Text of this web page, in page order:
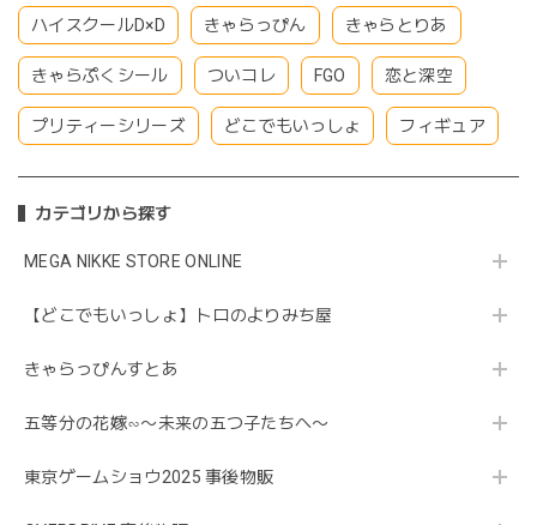
ハイスクールD×D きゃらっぴん きゃらとりあ
きゃらぷくシール ついコレ FGO 恋と深空
プリティーシリーズ どこでもいっしょ フィギュア
カテゴリから探す
MEGA NIKKE STORE ONLINE
【どこでもいっしょ】トロのよりみち屋
きゃらっぴんすとあ
五等分の花嫁∽〜未来の五つ子たちへ〜
東京ゲームショウ2025 事後物販